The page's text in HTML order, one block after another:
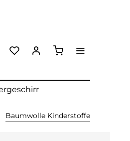
Baumwolle Kinderstoffe